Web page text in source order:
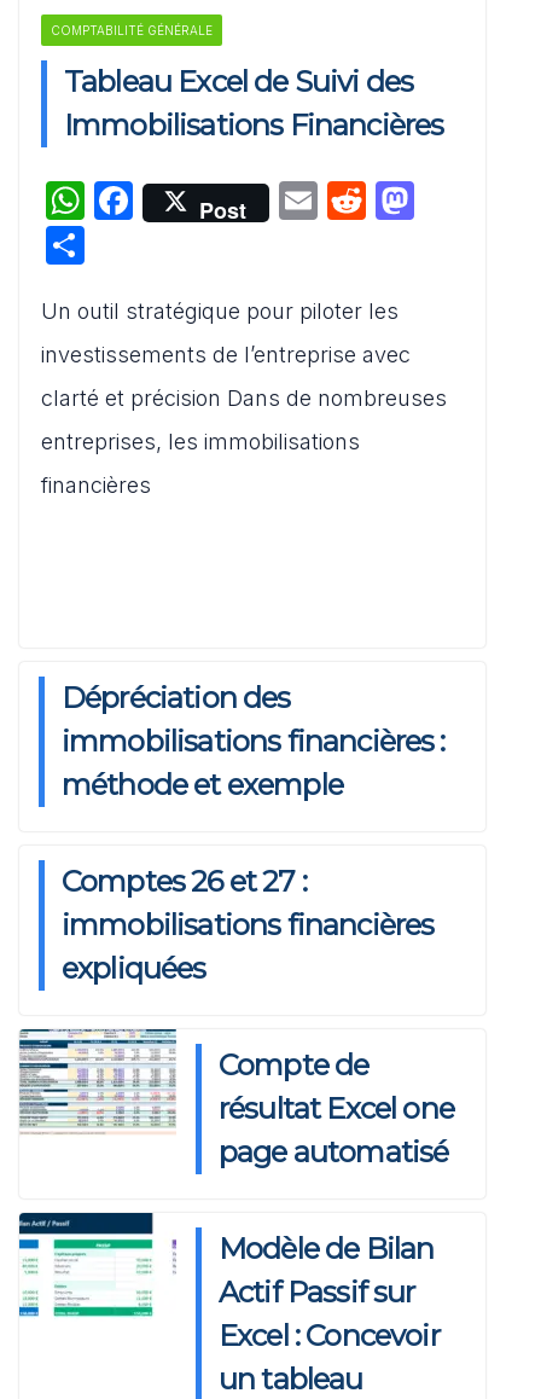
COMPTABILITÉ GÉNÉRALE
Tableau Excel de Suivi des
Immobilisations Financières
W
s
A
p
p
F
e
b
o
o
k
Post
E
l
R
di
t
o
ta
g
er
Un outil stratégique pour piloter les
investissements de l’entreprise avec
clarté et précision Dans de nombreuses
entreprises, les immobilisations
financières
Dépréciation des
immobilisations financières :
méthode et exemple
Comptes 26 et 27 :
immobilisations financières
expliquées
Compte de
résultat Excel one
page automatisé
Modèle de Bilan
Actif Passif sur
Excel : Concevoir
un tableau